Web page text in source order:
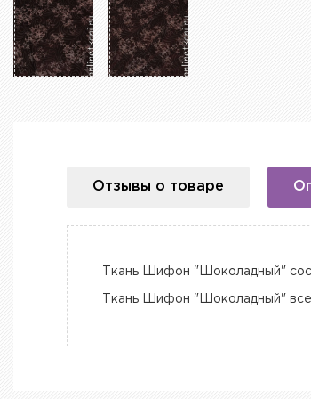
Отзывы о товаре
Ткань Шифон "Шоколадный"
Ткань Шифон "Шоколадный"